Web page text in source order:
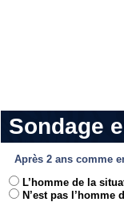
Sondage
Après 2 ans comme
L’homme de la
N’est pas